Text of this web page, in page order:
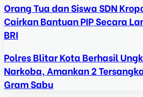
Orang Tua dan Siswa SDN
Cairkan Bantuan PIP Secara
BRI
Polres Blitar Kota Berhasil
Narkoba, Amankan 2
Gram Sabu